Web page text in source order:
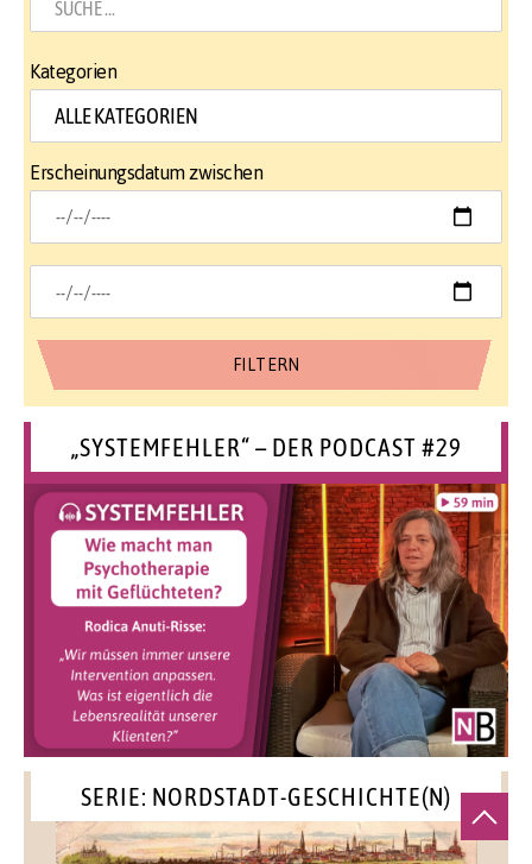
Kategorien
Erscheinungsdatum zwischen
„SYSTEMFEHLER“ – DER PODCAST #29
SERIE: NORDSTADT-GESCHICHTE(N)